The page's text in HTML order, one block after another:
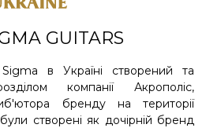
GUITARS
в Україні створений та
компанії Акрополіс,
бренду на території
створені як дочірній бренд